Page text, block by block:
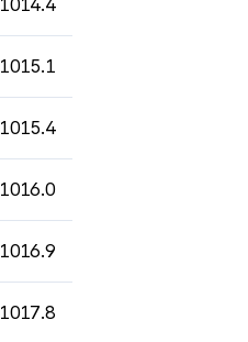
1014.4
1015.1
1015.4
1016.0
1016.9
1017.8